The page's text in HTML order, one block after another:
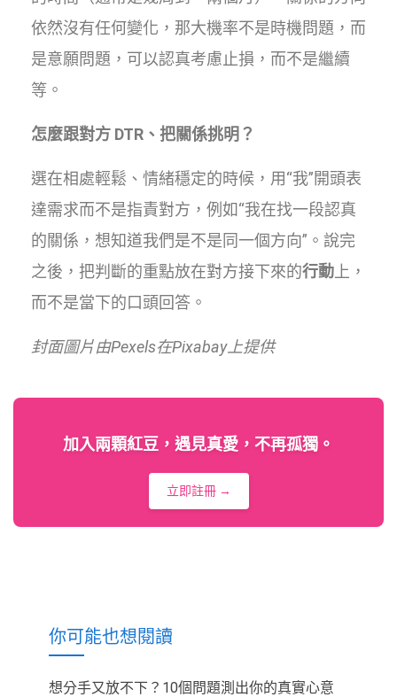
依然沒有任何變化，那大機率不是時機問題，而
是意願問題，可以認真考慮止損，而不是繼續
等。
怎麼跟對方 DTR、把關係挑明？
選在相處輕鬆、情緒穩定的時候，用“我”開頭表
達需求而不是指責對方，例如“我在找一段認真
的關係，想知道我們是不是同一個方向”。說完
之後，把判斷的重點放在對方接下來的行動 上，
而不是當下的口頭回答。
封面圖片由Pexels在Pixabay上提供
加入兩顆紅豆，遇見真愛，不再孤獨。
立即註冊 →
你可能也想閱讀
想分手又放不下？10個問題測出你的真實心意